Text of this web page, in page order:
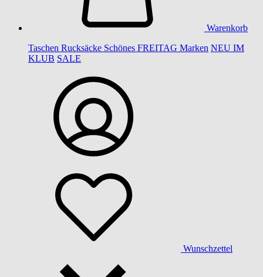
Warenkorb
Taschen Rucksäcke Schönes FREITAG Marken NEU IM
KLUB SALE
Wunschzettel